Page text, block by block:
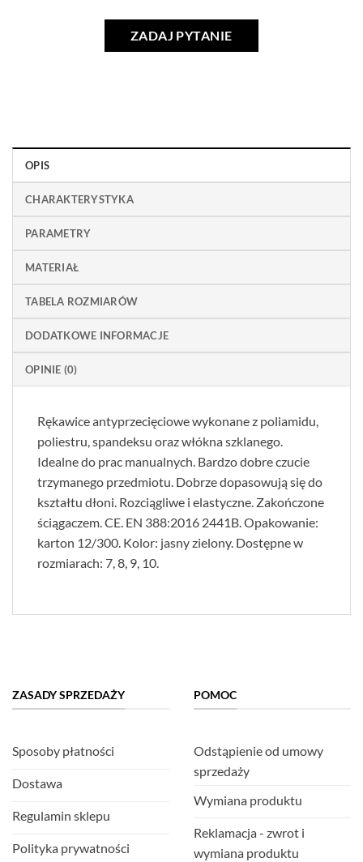
ZADAJ PYTANIE
OPIS
CHARAKTERYSTYKA
PARAMETRY
MATERIAŁ
TABELA ROZMIARÓW
DODATKOWE INFORMACJE
OPINIE (0)
Rękawice antyprzecięciowe wykonane z poliamidu,
poliestru, spandeksu oraz włókna szklanego.
Idealne do prac manualnych. Bardzo dobre czucie
trzymanego przedmiotu. Dobrze dopasowują się do
kształtu dłoni. Rozciągliwe i elastyczne. Zakończone
ściągaczem. CE. EN 388:2016 2441B. Opakowanie:
karton 12/300. Kolor: jasny zielony. Dostępne w
rozmiarach: 7, 8, 9, 10.
ZASADY SPRZEDAŻY
Sposoby płatności
Dostawa
Regulamin sklepu
Polityka prywatności
POMOC
Odstąpienie od umowy
sprzedaży
Wymiana produktu
Reklamacja - zwrot i
wymiana produktu